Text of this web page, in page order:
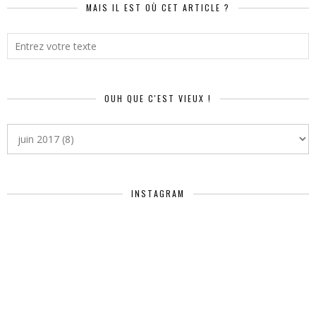
MAIS IL EST OÙ CET ARTICLE ?
OUH QUE C'EST VIEUX !
INSTAGRAM